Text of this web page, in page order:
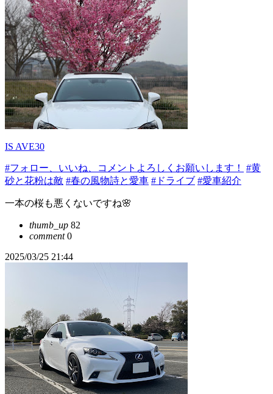
IS AVE30
#フォロー、いいね、コメントよろしくお願いします！
#黄
砂と花粉は敵 #春の風物詩と愛車 #ドライブ #愛車紹介
一本の桜も悪くないですね🌸
thumb_up 82
comment0
2025/03/25 21:44